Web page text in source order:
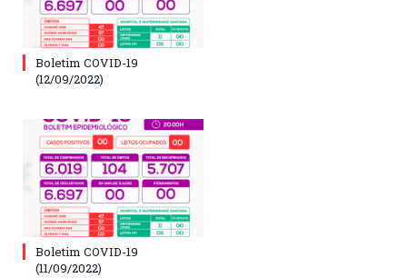
Boletim COVID-19
(12/09/2022)
Boletim COVID-19
(11/09/2022)